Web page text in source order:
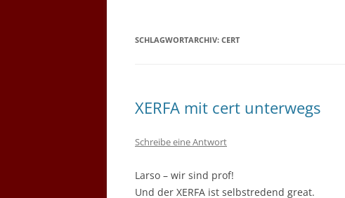
SCHLAGWORTARCHIV: CERT
XERFA mit cert unterwegs
Schreibe eine Antwort
Larso – wir sind prof!
Und der XERFA ist selbstredend great.